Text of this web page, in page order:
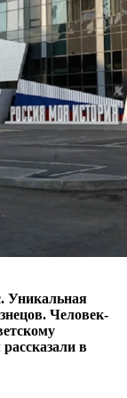
Уникальная
Человек-
в